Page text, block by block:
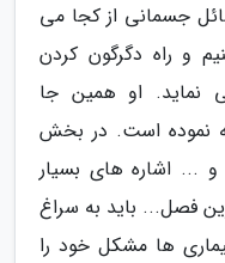
جسمانی از کجا می
و راه دگرگون کردن
او همین جا
نموده است. در بخش
... اشاره های بسیار
فصل... باید به سراغ
ها مشکل خود را